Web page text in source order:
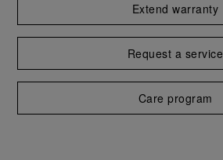
Extend warranty
Request a service
Care program